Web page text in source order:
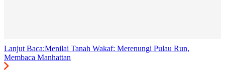
Lanjut Baca:Menilai Tanah Wakaf: Merenungi Pulau Run,
Membaca Manhattan